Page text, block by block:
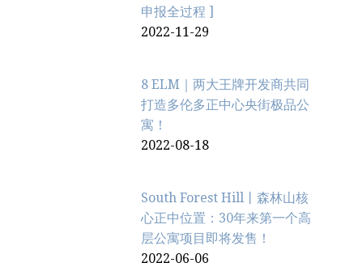
申报全过程 ]
2022-11-29
8 ELM｜两大王牌开发商共同
打造多伦多正中心央街极品公
寓！
2022-08-18
South Forest Hill丨森林山核
心正中位置：30年来第一个高
层公寓项目即将发售！
2022-06-06